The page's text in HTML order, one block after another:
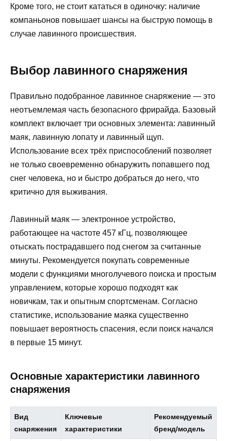
Кроме того, не стоит кататься в одиночку: наличие
компаньонов повышает шансы на быструю помощь в
случае лавинного происшествия.
Выбор лавинного снаряжения
Правильно подобранное лавинное снаряжение — это
неотъемлемая часть безопасного фрирайда. Базовый
комплект включает три основных элемента: лавинный
маяк, лавинную лопату и лавинный щуп.
Использование всех трёх приспособлений позволяет
не только своевременно обнаружить попавшего под
снег человека, но и быстро добраться до него, что
критично для выживания.
Лавинный маяк — электронное устройство,
работающее на частоте 457 кГц, позволяющее
отыскать пострадавшего под снегом за считанные
минуты. Рекомендуется покупать современные
модели с функциями многолучевого поиска и простым
управлением, которые хорошо подходят как
новичкам, так и опытным спортсменам. Согласно
статистике, использование маяка существенно
повышает вероятность спасения, если поиск начался
в первые 15 минут.
Основные характеристики лавинного
снаряжения
Вид
снаряжения
Ключевые
характеристики
Рекомендуемый
бренд/модель